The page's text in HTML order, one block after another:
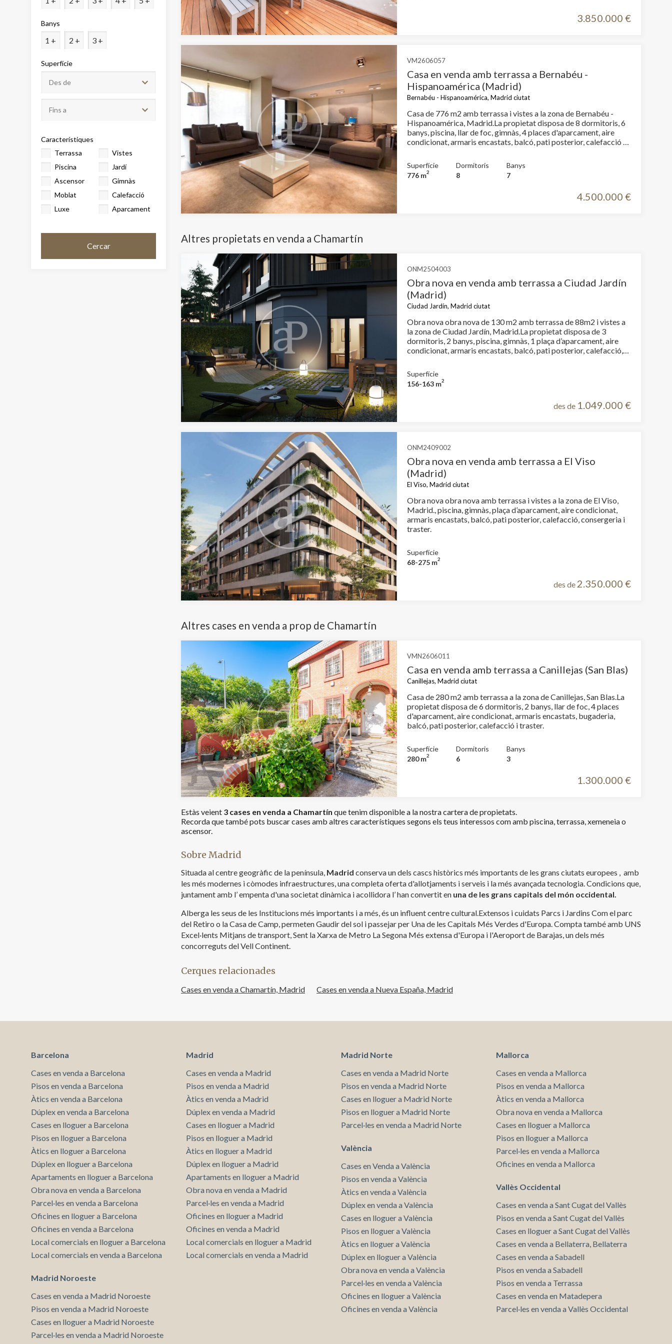
Banys
1 + 2 + 3 +
Superfície
Característiques
Terrassa
Vistes
Piscina
Jardí
Ascensor
Gimnàs
Moblat
Calefacció
Luxe
Aparcament
Cercar
3.850.000 €
VM2606057
Casa en venda amb terrassa a Bernabéu -
Hispanoamérica (Madrid)
Bernabéu - Hispanoamérica, Madrid ciutat
Casa de 776 m2 amb terrassa i vistes a la zona de Bernabéu -
Hispanoamérica, Madrid.La propietat disposa de 8 dormitoris, 6
banys, piscina, llar de foc, gimnàs, 4 places d'aparcament, aire
condicionat, armaris encastats, balcó, pati posterior, calefacció i
Superfície
776 m2
Dormitoris
8
Banys
7
4.500.000 €
Altres propietats en venda a Chamartín
ONM2504003
Obra nova en venda amb terrassa a Ciudad Jardín
(Madrid)
Ciudad Jardín, Madrid ciutat
Obra nova obra nova de 130 m2 amb terrassa de 88m2 i vistes a
la zona de Ciudad Jardín, Madrid.La propietat disposa de 3
dormitoris, 2 banys, piscina, gimnàs, 1 plaça d’aparcament, aire
condicionat, armaris encastats, balcó, pati posterior, calefacció,
Superfície
156-163 m2
des de 1.049.000 €
ONM2409002
Obra nova en venda amb terrassa a El Viso
(Madrid)
El Viso, Madrid ciutat
Obra nova obra nova amb terrassa i vistes a la zona de El Viso,
Madrid., piscina, gimnàs, plaça d’aparcament, aire condicionat,
armaris encastats, balcó, pati posterior, calefacció, consergeria i
traster.
Superfície
68-275 m2
des de 2.350.000 €
Altres cases en venda a prop de Chamartín
VMN2606011
Casa en venda amb terrassa a Canillejas (San Blas)
Canillejas, Madrid ciutat
Casa de 280 m2 amb terrassa a la zona de Canillejas, San Blas.La
propietat disposa de 6 dormitoris, 2 banys, llar de foc, 4 places
d'aparcament, aire condicionat, armaris encastats, bugaderia,
balcó, pati posterior, calefacció i traster.
Superfície
280 m2
Dormitoris
6
Banys
3
1.300.000 €
Estàs veient 3 cases en venda a Chamartín que tenim disponible a la nostra cartera de propietats.
Recorda que també pots buscar cases amb altres característiques segons els teus interessos com amb piscina, terrassa, xemeneia o
ascensor.
Sobre Madrid
Situada al centre geogràfic de la península, Madrid conserva un dels cascs històrics més importants de les grans ciutats europees , amb
les més modernes i còmodes infraestructures, una completa oferta d'allotjaments i serveis i la més avançada tecnologia. Condicions que,
juntament amb l’ empenta d'una societat dinàmica i acollidora l’ han convertit en una de les grans capitals del món occidental.
Alberga les seus de les Institucions més importants i a més, és un influent centre cultural.Extensos i cuidats Parcs i Jardins Com el parc
del Retiro o la Casa de Camp, permeten Gaudir del sol i passejar per Una de les Capitals Més Verdes d'Europa. Compta també amb UNS
Excel·lents Mitjans de transport, Sent la Xarxa de Metro La Segona Més extensa d'Europa i l'Aeroport de Barajas, un dels més
concorreguts del Vell Continent.
Cerques relacionades
Cases en venda a Chamartín, Madrid Cases en venda a Nueva España, Madrid
Barcelona
Cases en venda a Barcelona
Pisos en venda a Barcelona
Àtics en venda a Barcelona
Dúplex en venda a Barcelona
Cases en lloguer a Barcelona
Pisos en lloguer a Barcelona
Àtics en lloguer a Barcelona
Dúplex en lloguer a Barcelona
Apartaments en lloguer a Barcelona
Obra nova en venda a Barcelona
Parcel·les en venda a Barcelona
Oficines en lloguer a Barcelona
Oficines en venda a Barcelona
Local comercials en lloguer a Barcelona
Local comercials en venda a Barcelona
Madrid Noroeste
Cases en venda a Madrid Noroeste
Pisos en venda a Madrid Noroeste
Cases en lloguer a Madrid Noroeste
Parcel·les en venda a Madrid Noroeste
Madrid
Cases en venda a Madrid
Pisos en venda a Madrid
Àtics en venda a Madrid
Dúplex en venda a Madrid
Cases en lloguer a Madrid
Pisos en lloguer a Madrid
Àtics en lloguer a Madrid
Dúplex en lloguer a Madrid
Apartaments en lloguer a Madrid
Obra nova en venda a Madrid
Parcel·les en venda a Madrid
Oficines en lloguer a Madrid
Oficines en venda a Madrid
Local comercials en lloguer a Madrid
Local comercials en venda a Madrid
Madrid Norte
Cases en venda a Madrid Norte
Pisos en venda a Madrid Norte
Cases en lloguer a Madrid Norte
Pisos en lloguer a Madrid Norte
Parcel·les en venda a Madrid Norte
València
Cases en Venda a València
Pisos en venda a València
Àtics en venda a València
Dúplex en venda a València
Cases en lloguer a València
Pisos en lloguer a València
Àtics en lloguer a València
Dúplex en lloguer a València
Obra nova en venda a València
Parcel·les en venda a València
Oficines en lloguer a València
Oficines en venda a València
Mallorca
Cases en venda a Mallorca
Pisos en venda a Mallorca
Àtics en venda a Mallorca
Obra nova en venda a Mallorca
Cases en lloguer a Mallorca
Pisos en lloguer a Mallorca
Parcel·les en venda a Mallorca
Oficines en venda a Mallorca
Vallès Occidental
Cases en venda a Sant Cugat del Vallès
Pisos en venda a Sant Cugat del Vallès
Cases en lloguer a Sant Cugat del Vallès
Cases en venda a Bellaterra, Bellaterra
Cases en venda a Sabadell
Pisos en venda a Sabadell
Pisos en venda a Terrassa
Cases en venda en Matadepera
Parcel·les en venda a Vallès Occidental
Analítiques i personalització
Permeten fer el seguiment i l'anàlisi del comportament dels usuaris d'aquest lloc web.
La informació recollida mitjançant aquest tipus de cookies s'utilitza en el mesurament
Permeten desar la informació de preferència de l'usuari per millorar la qualitat dels
nostres serveis i oferir una millor experiència a través de productes recomanats.
Marketing i publicitat
Aquestes cookies són utilitzades per emmagatzemar informació sobre les
preferències i les eleccions personals de l'usuari a través de l'observació continuada
dels seus hàbits de navegació. Gràcies a elles, podem conèixer els hàbits de
navegació al lloc web i mostrar publicitat relacionada amb el perfil de navegació de
l'usuari.
Guardar configuració Acceptar totes